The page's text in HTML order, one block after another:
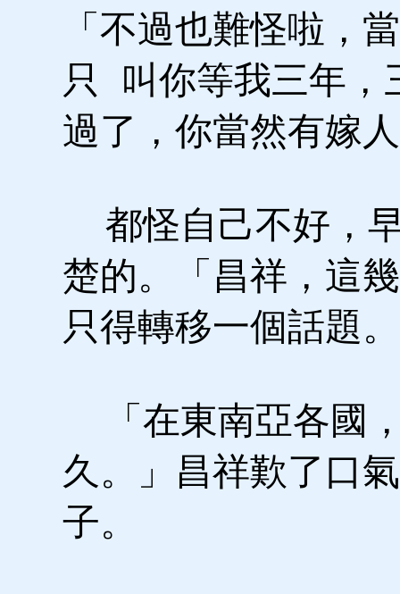
「不過也難怪啦，
只 叫你等我三年，
過了，你當然有嫁
都怪自己不好，
楚的。「昌祥，這
只得轉移一個話題
「在東南亞各國
久。」昌祥歎了口
子。